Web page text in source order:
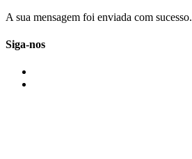
A sua mensagem foi enviada com sucesso.
Siga-nos